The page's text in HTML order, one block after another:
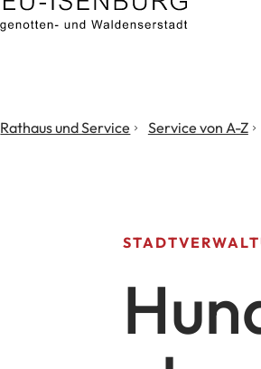
Rathaus und Service Service von A-Z